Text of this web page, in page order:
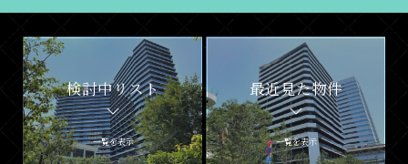
検討中リスト
一覧を表示
最近見た物件
一覧を表示